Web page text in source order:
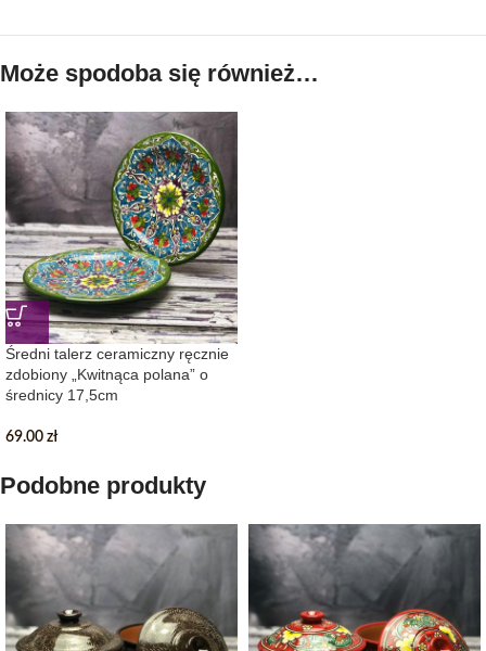
Może spodoba się również…
Średni talerz ceramiczny ręcznie
zdobiony „Kwitnąca polana” o
średnicy 17,5cm
69.00 zł
Podobne produkty